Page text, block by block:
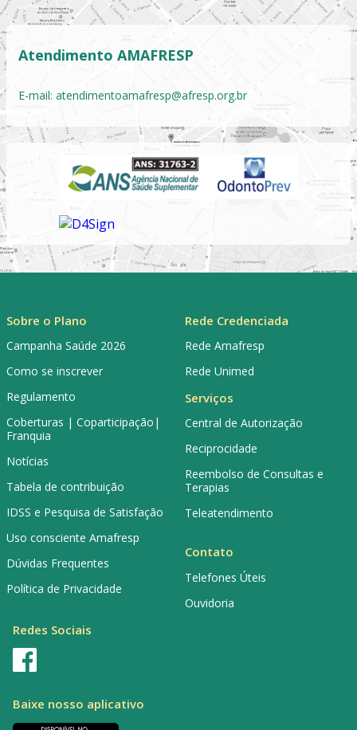
Atendimento AMAFRESP
E-mail: atendimentoamafresp@afresp.org.br
Sobre o Plano
Campanha Saúde 2026
Como se inscrever
Regulamento
Coberturas | Coparticipação|
Franquia
Notícias
Tabela de contribuição
IDSS e Pesquisa de Satisfação
Uso consciente Amafresp
Dúvidas Frequentes
Política de Privacidade
Rede Credenciada
Rede Amafresp
Rede Unimed
Serviços
Central de Autorização
Reciprocidade
Reembolso de Consultas e
Terapias
Teleatendimento
Contato
Telefones Úteis
Ouvidoria
Redes Sociais
Baixe nosso aplicativo